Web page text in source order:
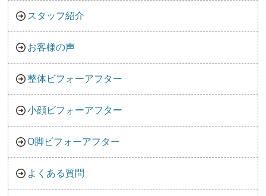
スタッフ紹介
お客様の声
整体ビフォーアフター
小顔ビフォーアフター
O脚ビフォーアフター
よくある質問